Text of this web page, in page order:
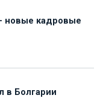
новые кадровые
в Болгарии